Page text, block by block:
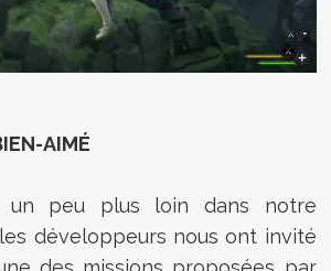
AIMÉ
un peu plus loin dans notre
développeurs nous ont invité